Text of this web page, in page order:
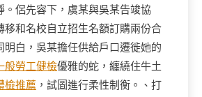
。侶先容下，虞某與吳某告竣協
移和名校自立招生名額訂購兩份合
明白，吳某擔任供給戶口遷徙她的
般勞工健檢優雅的蛇，纏繞住牛土
檢推薦 ，試圖進行柔性制衡。、打